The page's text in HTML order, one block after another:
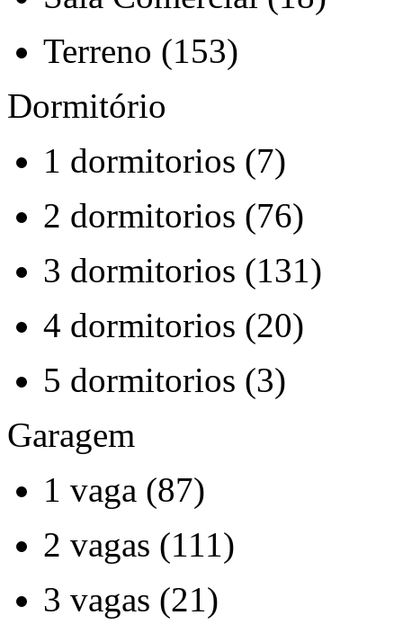
Terreno (153)
Dormitório
1 dormitorios (7)
2 dormitorios (76)
3 dormitorios (131)
4 dormitorios (20)
5 dormitorios (3)
Garagem
1 vaga (87)
2 vagas (111)
3 vagas (21)